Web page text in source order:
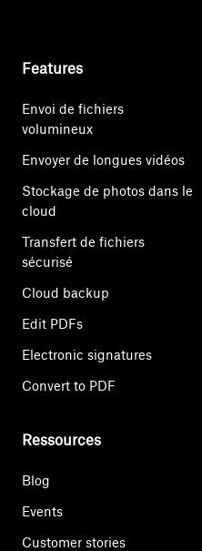
Features
Envoi de fichiers
volumineux
Envoyer de longues vidéos
Stockage de photos dans le
cloud
Transfert de fichiers
sécurisé
Cloud backup
Edit PDFs
Electronic signatures
Convert to PDF
Ressources
Blog
Events
Customer stories